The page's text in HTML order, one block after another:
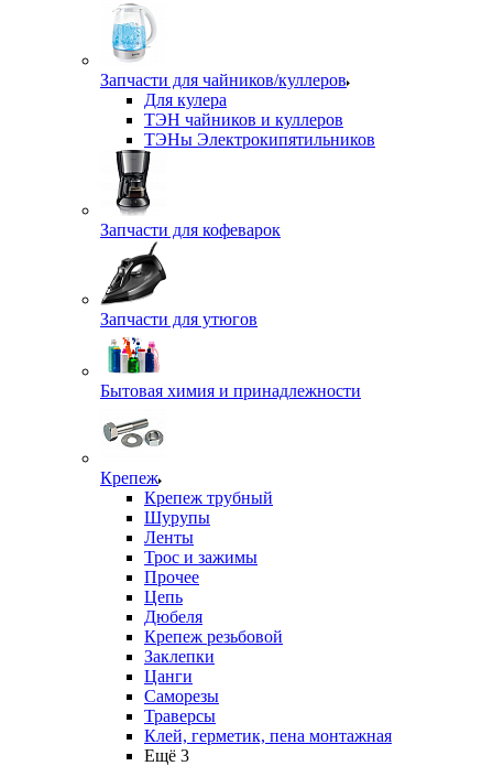
Запчасти для чайников/куллеров
Для кулера
ТЭН чайников и куллеров
ТЭНы Электрокипятильников
Запчасти для кофеварок
Запчасти для утюгов
Бытовая химия и принадлежности
Крепеж
Крепеж трубный
Шурупы
Ленты
Трос и зажимы
Прочее
Цепь
Дюбеля
Крепеж резьбовой
Заклепки
Цанги
Саморезы
Траверсы
Клей, герметик, пена монтажная
Ещё 3